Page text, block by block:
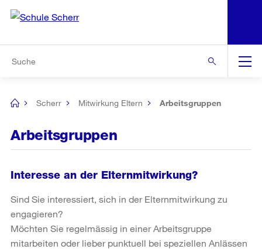
Navigation
[no
Scherr Mitwirkung Eltern Arbeitsgruppen
Arbeitsgruppen
Interesse an der Elternmitwirkung?
Sind Sie interessiert, sich in der Elternmitwirkung zu
engagieren?
Möchten Sie regelmässig in einer Arbeitsgruppe
mitarbeiten oder lieber punktuell bei speziellen Anlässen